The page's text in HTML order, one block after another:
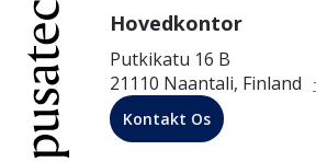
Hovedkontor
Putkikatu 16 B
21110 Naantali, Finland
Kontakt Os